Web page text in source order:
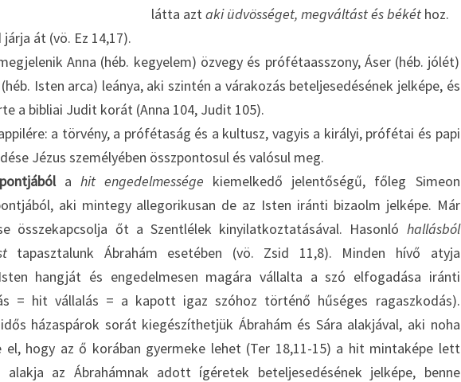
látta aztaki üdvösséget, megváltást és békét hoz.
át (vö. Ez 14,17).
Anna (héb. kegyelem) özvegy és prófétaasszony, Áser (héb. jólét)
Isten arca) leánya, aki szintén a várakozás beteljesedésének jelképe, és
a bibliai Judit korát (Anna 104, Judit 105).
a törvény, a prófétaság és a kultusz, vagyis a királyi, prófétai és papi
Jézus személyében összpontosul és valósul meg.
ahit engedelmessége kiemelkedő jelentőségű, főleg Simeon
aki mintegy allegorikusan de az Isten iránti bizaolm jelképe. Már
összekapcsolja őt a Szentlélek kinyilatkoztatásával. Hasonló hallásból
tapasztalunk Ábrahám esetében (vö. Zsid 11,8). Minden hívő atyja
hangját és engedelmesen magára vállalta a szó elfogadása iránti
= hit vállalás = a kapott igaz szóhoz történő hűséges ragaszkodás).
házaspárok sorát kiegészíthetjük Ábrahám és Sára alakjával, aki noha
hogy az ő korában gyermeke lehet (Ter 18,11-15) a hit mintaképe lett
alakja az Ábrahámnak adott ígéretek beteljesedésének jelképe, benne